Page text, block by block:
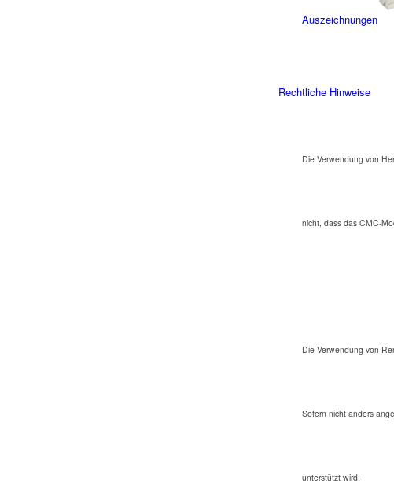
Auszeichnungen
Rechtliche Hinweise
Die Verwendung von
nicht, dass das CMC-
Die Verwendung von
Sofern nicht anders
unterstützt wird.